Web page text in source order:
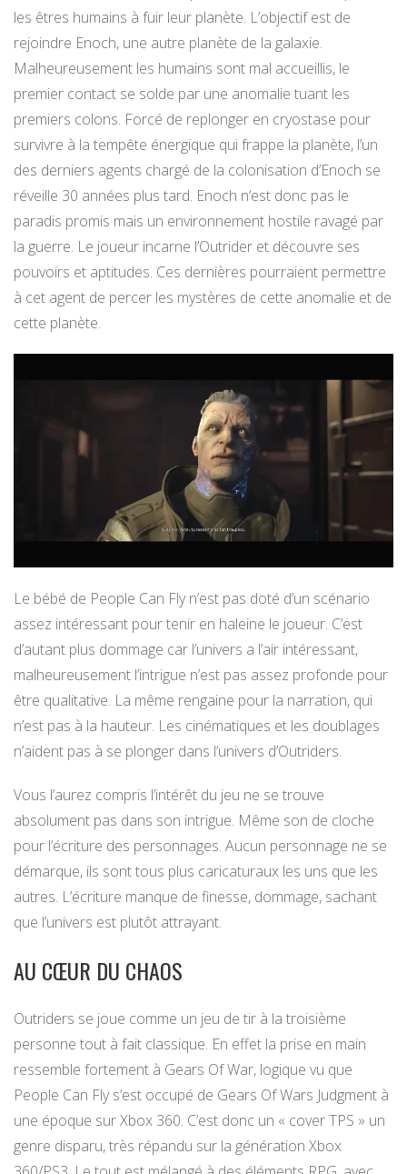
les êtres humains à fuir leur planète. L’objectif est de
rejoindre Enoch, une autre planète de la galaxie.
Malheureusement les humains sont mal accueillis, le
premier contact se solde par une anomalie tuant les
premiers colons. Forcé de replonger en cryostase pour
survivre à la tempête énergique qui frappe la planète, l’un
des derniers agents chargé de la colonisation d’Enoch se
réveille 30 années plus tard. Enoch n’est donc pas le
paradis promis mais un environnement hostile ravagé par
la guerre. Le joueur incarne l’Outrider et découvre ses
pouvoirs et aptitudes. Ces dernières pourraient permettre
à cet agent de percer les mystères de cette anomalie et de
cette planète.
Le bébé de People Can Fly n’est pas doté d’un scénario
assez intéressant pour tenir en haleine le joueur. C’est
d’autant plus dommage car l’univers a l’air intéressant,
malheureusement l’intrigue n’est pas assez profonde pour
être qualitative. La même rengaine pour la narration, qui
n’est pas à la hauteur. Les cinématiques et les doublages
n’aident pas à se plonger dans l’univers d’Outriders.
Vous l’aurez compris l’intérêt du jeu ne se trouve
absolument pas dans son intrigue. Même son de cloche
pour l’écriture des personnages. Aucun personnage ne se
démarque, ils sont tous plus caricaturaux les uns que les
autres. L’écriture manque de finesse, dommage, sachant
que l’univers est plutôt attrayant.
AU CŒUR DU CHAOS
Outriders se joue comme un jeu de tir à la troisième
personne tout à fait classique. En effet la prise en main
ressemble fortement à Gears Of War, logique vu que
People Can Fly s’est occupé de Gears Of Wars Judgment à
une époque sur Xbox 360. C’est donc un « cover TPS » un
genre disparu, très répandu sur la génération Xbox